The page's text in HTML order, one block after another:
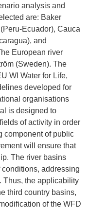
analysis and
are: Baker
Ecuador), Cauca
and
European river
(Sweden). The
WI Water for Life,
developed for
organisations
is designed to
of activity in order
component of public
will ensure that
The river basins
addressing
Thus, the applicability
third country basins,
of the WFD